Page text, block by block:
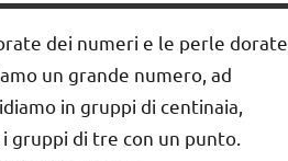
dei numeri e le perle dorate
un grande numero, ad
in gruppi di centinaia,
gruppi di tre con un punto.